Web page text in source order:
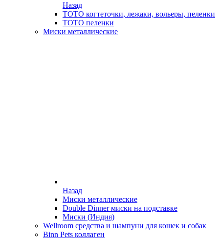
Назад
ТОТО когтеточки, лежаки, вольеры, пеленки
ТОТО пеленки
Миски металлические
Назад
Миски металлические
Double Dinner миски на подставке
Миски (Индия)
Wellroom средства и шампуни для кошек и собак
Binn Pets коллаген